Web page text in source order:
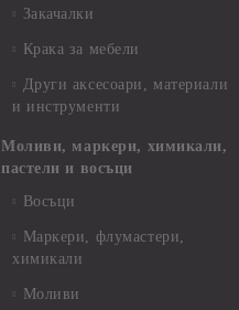
Закачалки
Крака за мебели
Други аксесоари, материали
и инструменти
Моливи, маркери, химикали,
пастели и восъци
Восъци
Маркери, флумастери,
химикали
Моливи